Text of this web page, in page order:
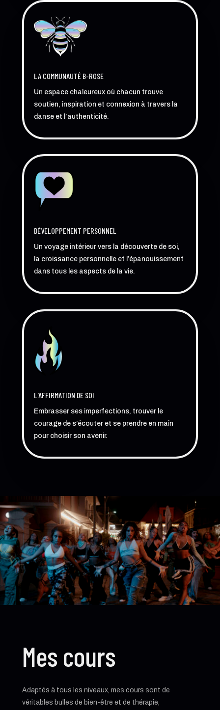
LA COMMUNAUTÉ B-ROSE
Un espace chaleureux où chacun trouve
soutien, inspiration et connexion à travers la
danse et l’authenticité.
DÉVELOPPEMENT PERSONNEL
Un voyage intérieur vers la découverte de soi,
la croissance personnelle et l’épanouissement
dans tous les aspects de la vie.
L'AFFIRMATION DE SOI
Embrasser ses imperfections, trouver le
courage de s’écouter et se prendre en main
pour choisir son avenir.
Mes cours
Adaptés à tous les niveaux, mes cours sont de
véritables bulles de bien-être et de thérapie,